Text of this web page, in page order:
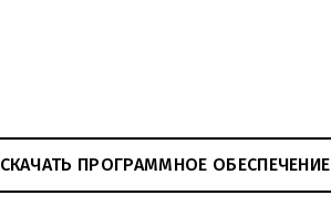
СКАЧАТЬ ПРОГРАММНОЕ ОБЕСПЕЧЕНИЕ